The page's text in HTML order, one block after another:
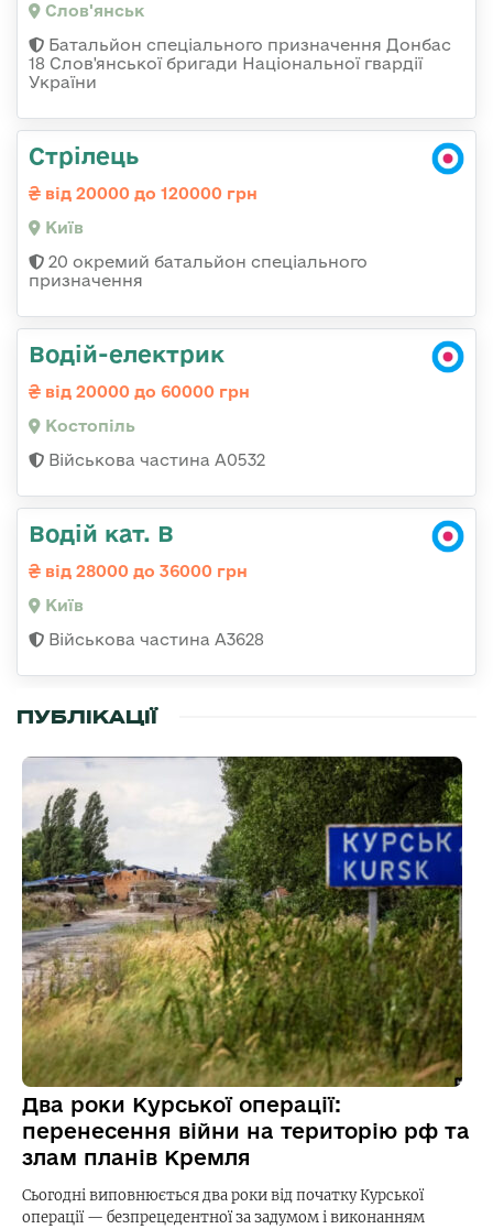
Слов'янськ
Батальйон спеціального призначення Донбас
18 Слов'янської бригади Національної гвардії
України
Стрілець
від 20000 до 120000 грн
Київ
20 окремий батальйон спеціального
призначення
Водій-електрик
від 20000 до 60000 грн
Костопіль
Військова частина А0532
Водій кат. В
від 28000 до 36000 грн
Київ
Військова частина А3628
ПУБЛІКАЦІЇ
Два роки Курської операції:
перенесення війни на територію рф та
злам планів Кремля
Сьогодні виповнюється два роки від початку Курської
операції — безпрецедентної за задумом і виконанням